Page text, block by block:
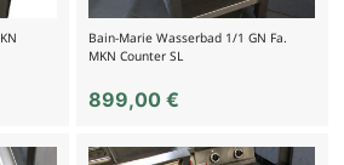
Bain-Marie Wasserbad 1/1 GN Fa.
MKN Counter SL
899,00€